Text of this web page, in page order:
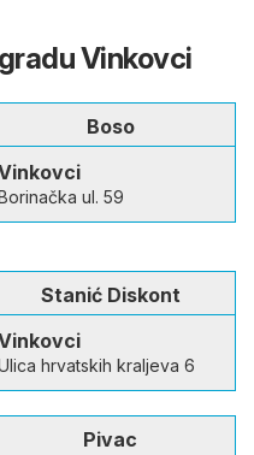
Vinkovci
Boso
ul. 59
Stanić Diskont
hrvatskih kraljeva 6
Pivac